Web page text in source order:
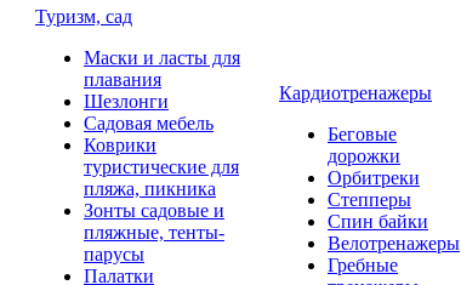
Туризм, сад
Маски и ласты для
плавания
Шезлонги
Садовая мебель
Коврики
туристические для
пляжа, пикника
Зонты садовые и
пляжные, тенты-
парусы
Палатки
Кардиотренажеры
Беговые
дорожки
Орбитреки
Степперы
Спин байки
Велотренажеры
Гребные